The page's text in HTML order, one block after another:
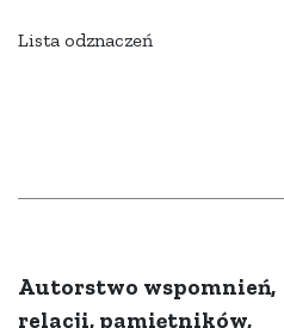
Lista odznaczeń
Autorstwo wspomnień,
relacji, pamiętników,